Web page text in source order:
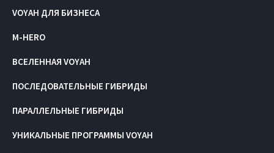
VOYAH ДЛЯ БИЗНЕСА
M-HERO
ВСЕЛЕННАЯ VOYAH
ПОСЛЕДОВАТЕЛЬНЫЕ ГИБРИДЫ
ПАРАЛЛЕЛЬНЫЕ ГИБРИДЫ
УНИКАЛЬНЫЕ ПРОГРАММЫ VOYAH